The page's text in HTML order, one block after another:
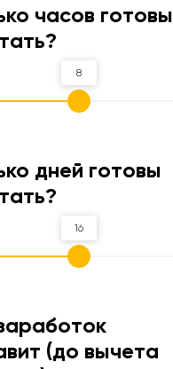
часов готовы
8
дней готовы
16
(до вычета